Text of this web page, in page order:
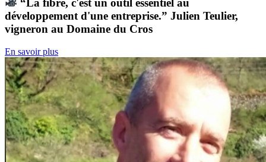
développement d'une entreprise.” Julien Teulier,
vigneron au Domaine du Cros
En savoir plus